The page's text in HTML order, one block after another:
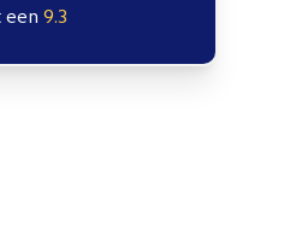
een 9.3